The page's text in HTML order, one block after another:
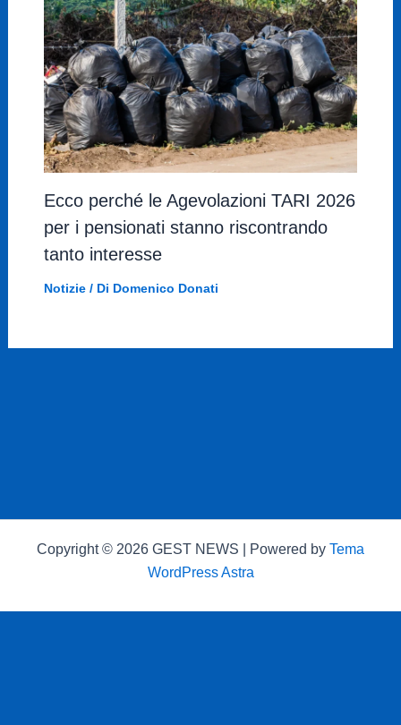
Ecco perché le Agevolazioni TARI 2026
per i pensionati stanno riscontrando
tanto interesse
Notizie/ Di Domenico Donati
Copyright © 2026 GEST NEWS | Powered by Tema
WordPress Astra